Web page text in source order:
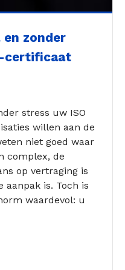
zonder
certificaat
stress uw ISO
willen aan de
niet goed waar
complex, de
op vertraging is
aanpak is. Toch is
waardevol: u